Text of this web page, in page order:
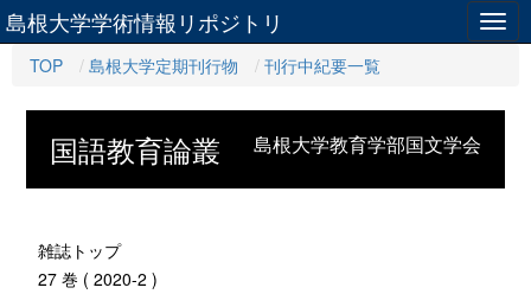
島根大学学術情報リポジトリ
TOP 島根大学定期刊行物 刊行中紀要一覧
島根大学教育学部国文学会
国語教育論叢
雑誌トップ
27 巻 ( 2020-2 )